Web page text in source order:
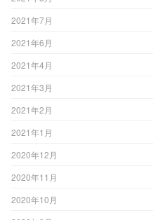
2021年7月
2021年6月
2021年4月
2021年3月
2021年2月
2021年1月
2020年12月
2020年11月
2020年10月